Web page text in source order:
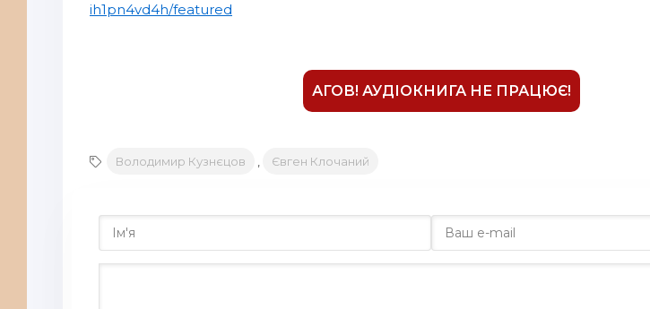
ih1pn4vd4h/featured
АГОВ! АУДІОКНИГА НЕ ПРАЦЮЄ!
Володимир Кузнєцов Євген Клочаний